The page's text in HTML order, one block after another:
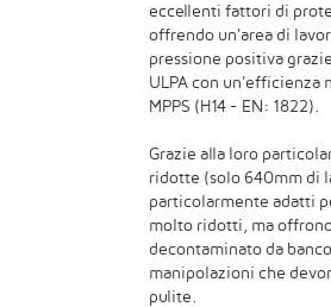
eccellenti fattori di
offrendo un'area di
pressione positiva
ULPA con un'efficienza
MPPS (H14 - EN: 1822).
Grazie alla loro
ridotte (solo 640mm di
particolarmente adatti
molto ridotti, ma
decontaminato da
manipolazioni che
pulite.